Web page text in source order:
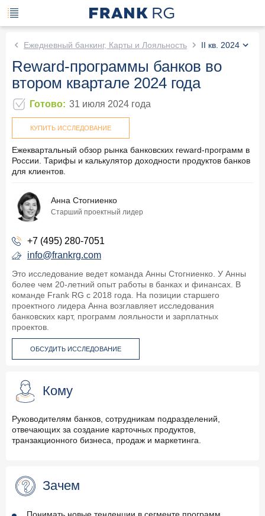
Ежедневный банкинг, Карты и Лояльность II кв. 2024
Reward-программы банков во
втором квартале 2024 года
Готово: 31 июля 2024 года
КУПИТЬ ИССЛЕДОВАНИЕ
Ежеквартальный обзор рынка банковских reward-программ в
России. Тарифы и калькулятор доходности продуктов банков
для клиентов.
Анна Стогниенко
Старший проектный лидер
+7 (495) 280-7051
info@frankrg.com
Это исследование ведет команда Анны Стогниенко. У Анны
более чем 20-летний опыт работы в банках и финансах. В
команде Frank RG с 2018 года. На позиции старшего
проектного лидера Анна возглавляет исследования
банковских карт, программ лояльности и зарплатных
проектов.
ОБСУДИТЬ ИССЛЕДОВАНИЕ
Кому
Руководителям банков, сотрудникам подразделений,
отвечающих за создание карточных продуктов,
транзакционного бизнеса, продаж и маркетинга.
Зачем